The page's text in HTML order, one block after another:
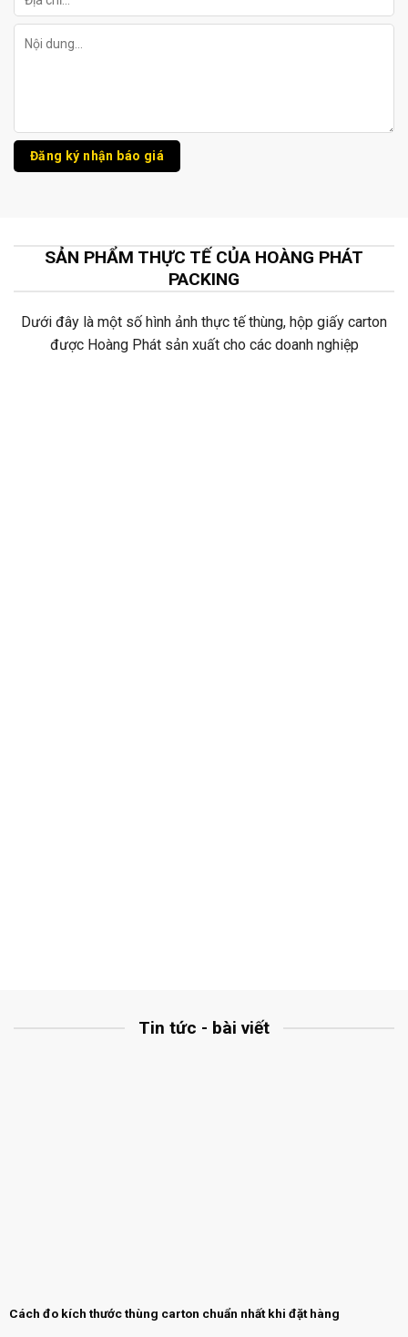
SẢN PHẨM THỰC TẾ CỦA HOÀNG PHÁT
PACKING
Dưới đây là một số hình ảnh thực tế thùng, hộp giấy carton
được Hoàng Phát sản xuất cho các doanh nghiệp
Tin tức - bài viết
Cách đo kích thước thùng carton chuẩn nhất khi đặt hàng